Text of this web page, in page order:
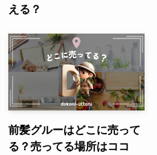
える？
前髪グルーはどこに売って
る？売ってる場所はココ